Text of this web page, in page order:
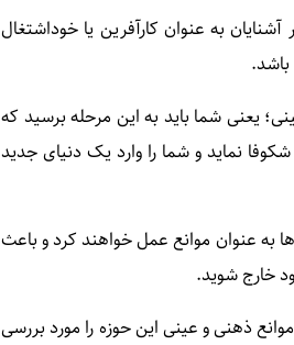
به عنوان کارآفرین یا خوداشتغال
یعنی شما باید به این مرحله برسید که
نماید و شما را وارد یک دنیای جدید
به عنوان موانع عمل خواهند کرد و باعث
خارج شوید.
موانع ذهنی و عینی این حوزه را مورد بررسی